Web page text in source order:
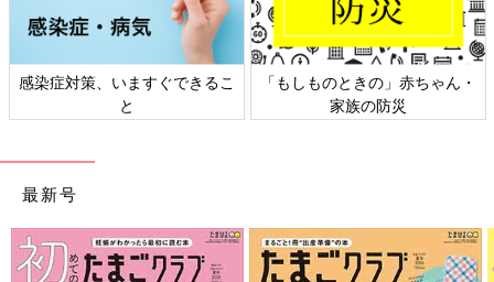
感染症対策、いますぐできるこ
と
「もしものときの」赤ちゃん・
家族の防災
最新号